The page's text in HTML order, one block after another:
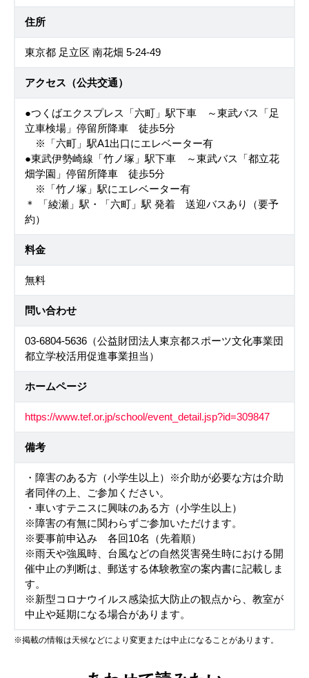
住所
東京都 足立区 南花畑 5-24-49
アクセス（公共交通）
●つくばエクスプレス「六町」駅下車 ～東武バス「足
立車検場」停留所降車 徒歩5分
※「六町」駅A1出口にエレベーター有
●東武伊勢崎線「竹ノ塚」駅下車 ～東武バス「都立花
畑学園」停留所降車 徒歩5分
※「竹ノ塚」駅にエレベーター有
＊ 「綾瀬」駅・「六町」駅 発着 送迎バスあり（要予
約）
料金
無料
問い合わせ
03-6804-5636（公益財団法人東京都スポーツ文化事業団
都立学校活用促進事業担当）
ホームページ
https://www.tef.or.jp/school/event_detail.jsp?id=309847
備考
・障害のある方（小学生以上）※介助が必要な方は介助
者同伴の上、ご参加ください。
・車いすテニスに興味のある方（小学生以上）
※障害の有無に関わらずご参加いただけます。
※要事前申込み 各回10名（先着順）
※雨天や強風時、台風などの自然災害発生時における開
催中止の判断は、郵送する体験教室の案内書に記載しま
す。
※新型コロナウイルス感染拡大防止の観点から、教室が
中止や延期になる場合があります。
※掲載の情報は天候などにより変更または中止になることがあります。